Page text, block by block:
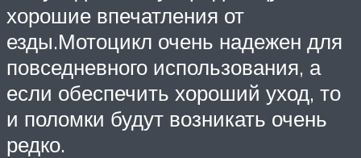
хорошие впечатления от
езды.Мотоцикл очень надежен для
повседневного использования, а
если обеспечить хороший уход, то
и поломки будут возникать очень
редко.